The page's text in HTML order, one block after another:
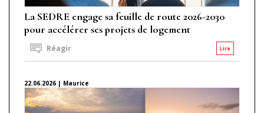
La SEDRE engage sa feuille de route 2026-2030
pour accélérer ses projets de logement
Lire
Réagir
22.06.2026 | Maurice